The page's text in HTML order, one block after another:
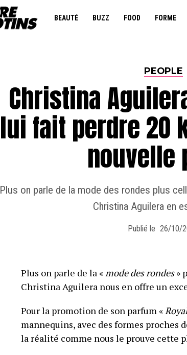
BEAUTÉ BUZZ FOOD FORME
PEOPLE
Christina
lui fait perdre 20
nouvelle
Plus on parle de la mode des rondes plus
Christina Aguilera en
Publié le 26/10/
Plus on parle de la «mode des rondes»
Christina Aguilera nous en offre un
Pour la promotion de son parfum «
mannequins, avec des formes
la réalité comme nous le prouve cette